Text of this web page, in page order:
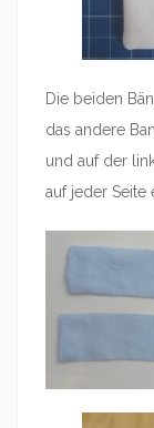
Die beiden
das andere
und auf der
auf jeder Seite